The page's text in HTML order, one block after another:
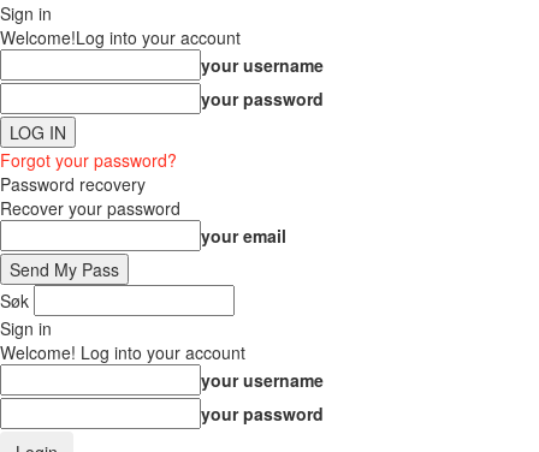
Sign in
Welcome!Log into your account
your username
your password
Forgot your password?
Password recovery
Recover your password
your email
Søk
Sign in
Welcome! Log into your account
your username
your password